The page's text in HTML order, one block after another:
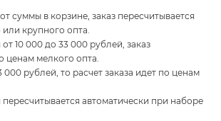
суммы в корзине, заказ пересчитывается
крупного опта.
10 000 до 33 000 рублей, заказ
ценам мелкого опта.
рублей, то расчет заказа идет по ценам
автоматически при наборе